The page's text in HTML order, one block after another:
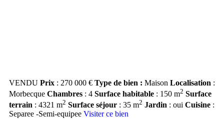
VENDU Prix : 270 000 € Type de bien : Maison Localisation :
Morbecque Chambres : 4 Surface habitable : 150 m2 Surface
terrain : 4321 m2 Surface séjour : 35 m2 Jardin : oui Cuisine :
Separee -Semi-equipee Visiter ce bien